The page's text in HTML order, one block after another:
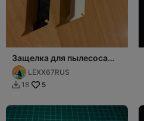
Защелка для пылесоса
"Тайфун"
LEXX67RUS
 18 5